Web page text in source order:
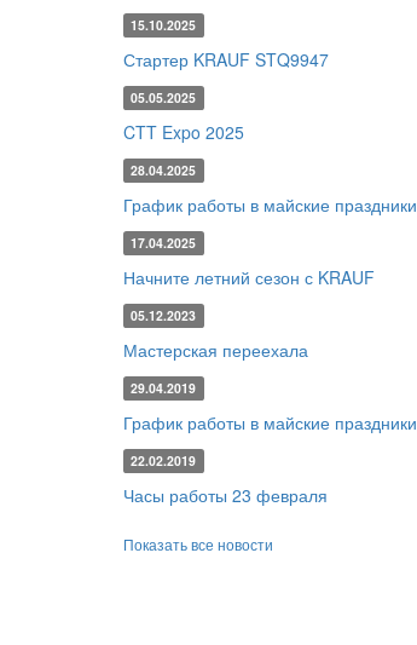
15.10.2025
Стартер KRAUF STQ9947
05.05.2025
CTT Expo 2025
28.04.2025
График работы в майские праздники
17.04.2025
Начните летний сезон с KRAUF
05.12.2023
Мастерская переехала
29.04.2019
График работы в майские праздники
22.02.2019
Часы работы 23 февраля
Показать все новости